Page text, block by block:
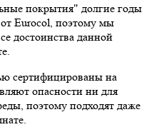
покрытия" долгие годы
Eurocol, поэтому мы
достоинства данной
сертифицированы на
опасности ни для
поэтому подходят даже